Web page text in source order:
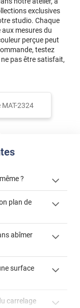
exclusives
studio. Chaque
mesures du
perçue peut
testez
pas être satisfait,
MAT-2324
?
adhésif ? »
plan de
?"
abîmer
surface
carrelage